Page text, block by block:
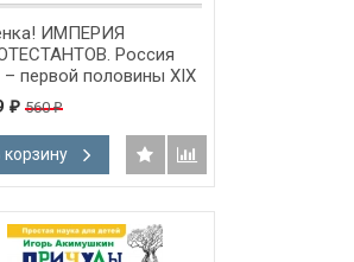
ИМПЕРИЯ
Россия
– первой половины XIX
Резниченко
₽ 560₽
корзину